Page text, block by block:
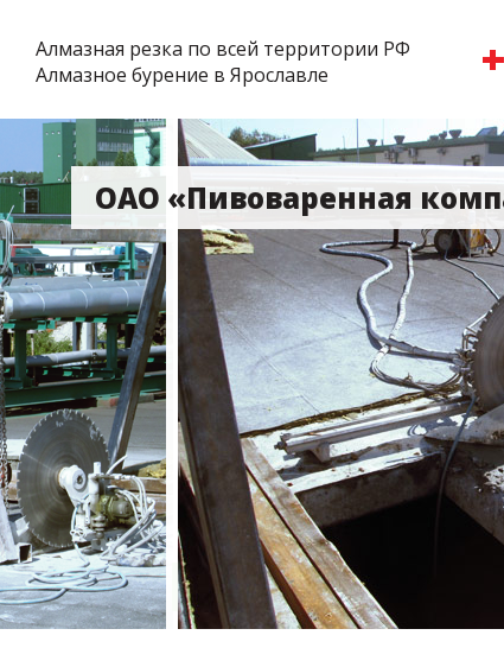
Алмазная резка по всей территории РФ
Алмазное бурение в Ярославле
ОАО «Пивоваренная